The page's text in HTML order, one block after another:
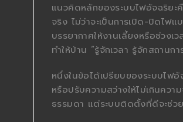
แนวคิดหลักของระบบไฟอัจฉริยะ
จริง ไม่ว่าจะเป็นการเปิด-ปิดไฟ
บรรยากาศให้งานเลี้ยงหรือช่วง
ทำให้บ้าน “รู้จักเวลา รู้จักสถาน
หนึ่งในข้อได้เปรียบของระบบไฟอั
หรือปรับความสว่างให้ไม่เกินคว
ธรรมดา แต่ระบบติดตั้งที่ดีจะช่ว